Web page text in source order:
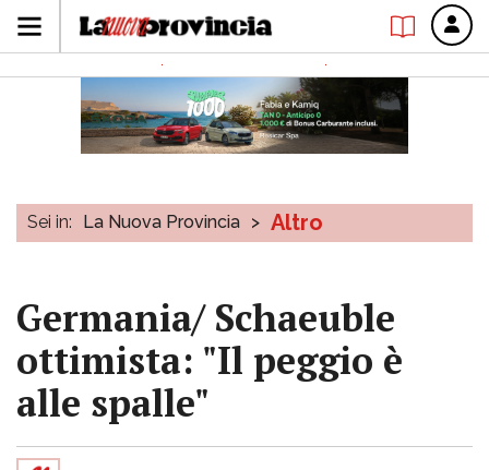
Sei in: La Nuova Provincia > Altro
Germania/ Schaeuble
ottimista: "Il peggio è
alle spalle"